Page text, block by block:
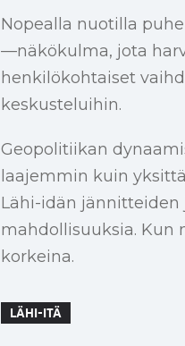
Nopealla nuotilla
—näkökulma, jota
henkilökohtaiset
keskusteluihin.
Geopolitiikan
laajemmin kuin
Lähi-idän jännitteiden
mahdollisuuksia. Kun
korkeina.
LÄHI-ITÄ